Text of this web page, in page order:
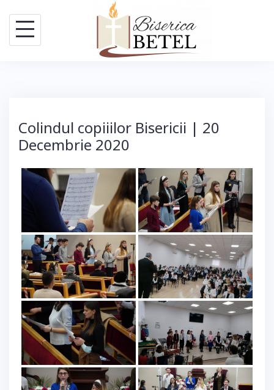
content
Colindul copiiilor Bisericii | 20
Decembrie 2020